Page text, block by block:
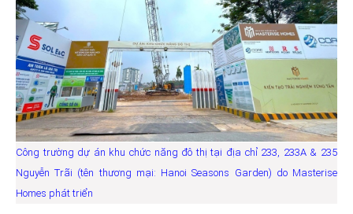
Công trường dự án khu chức năng đô thị tại địa chỉ 233, 233A & 235
Nguyễn Trãi (tên thương mại: Hanoi Seasons Garden) do Masterise
Homes phát triển